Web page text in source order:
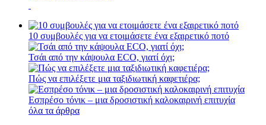
10 συμβουλές για να ετοιμάσετε ένα εξαιρετικό ποτό
Τσάι από την κάψουλα ECO, γιατί όχι;
Πώς να επιλέξετε μια ταξιδιωτική καφετιέρα;
Εσπρέσο τόνικ – μια δροσιστική καλοκαιρινή επιτυχία
όλα τα άρθρα